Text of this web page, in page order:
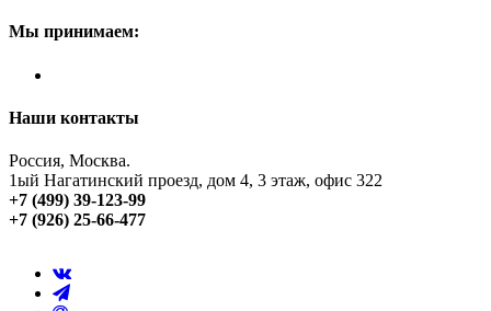
Мы принимаем:
Наши контакты
Россия, Москва.
1ый Нагатинский проезд, дом 4, 3 этаж, офис 322
+7 (499) 39-123-99
+7 (926) 25-66-477